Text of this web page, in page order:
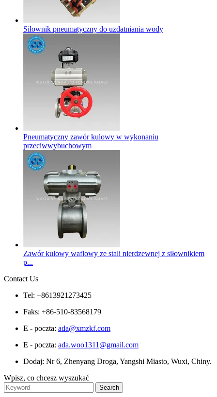
Siłownik pneumatyczny do uzdatniania wody
Pneumatyczny zawór kulowy w wykonaniu
przeciwwybuchowym
Zawór kulowy waflowy ze stali nierdzewnej z siłownikiem
p...
Contact Us
Tel: +8613921273425
Faks: +86-510-83568179
E - poczta: ada@xmzkf.com
E - poczta: ada.woo1311@gmail.com
Dodaj: Nr 6, Zhenyang Droga, Yangshi Miasto, Wuxi, Chiny.
Wpisz, co chcesz wyszukać